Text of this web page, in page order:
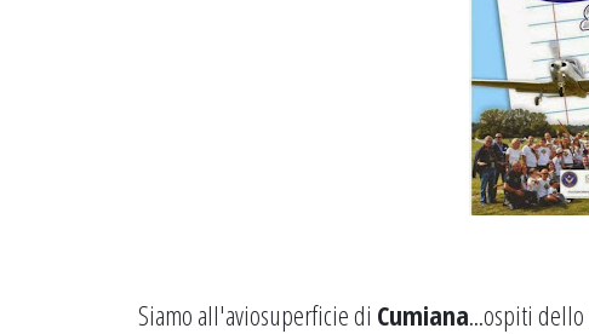
Siamo all'aviosuperficie di Cumiana...ospiti dello